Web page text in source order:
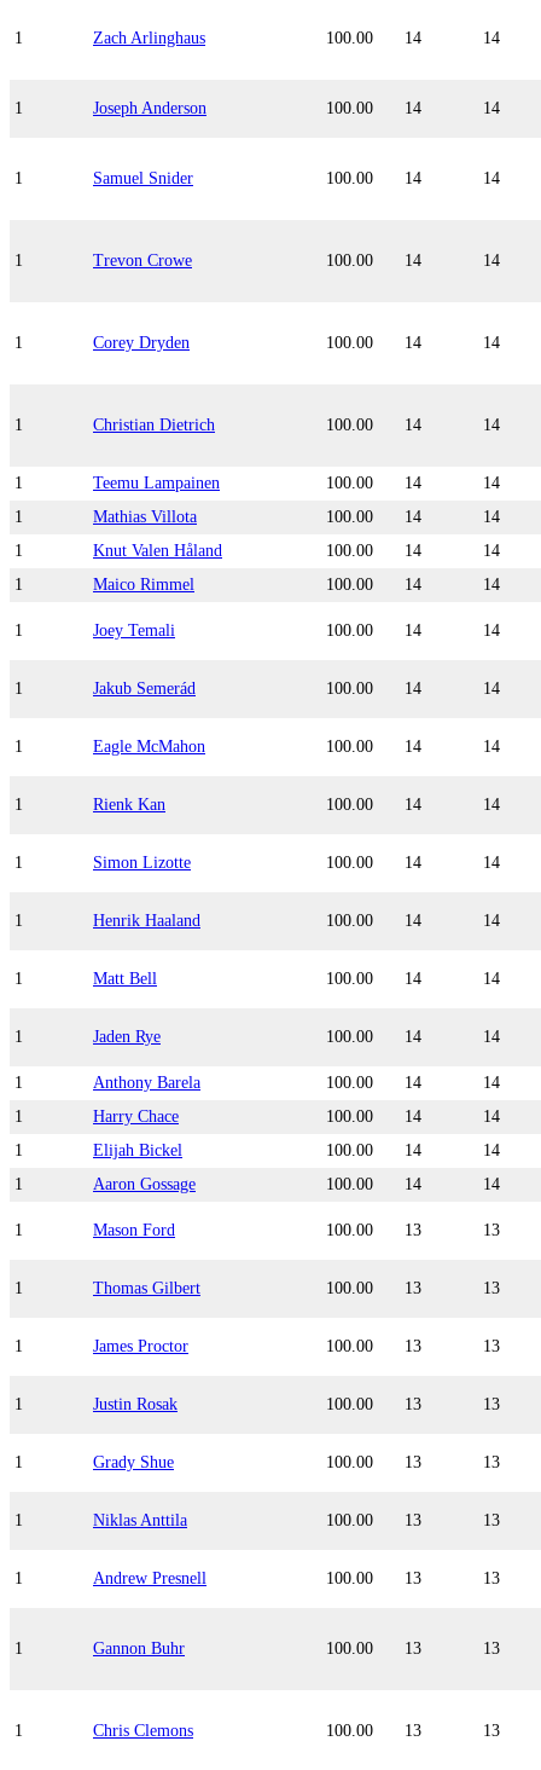
1 Zach Arlinghaus 100.00 14 14
1 Joseph Anderson 100.00 14 14
1 Samuel Snider 100.00 14 14
1 Trevon Crowe 100.00 14 14
1 Corey Dryden 100.00 14 14
1 Christian Dietrich 100.00 14 14
1 Teemu Lampainen 100.00 14
14
1
Mathias Villota 100.00 14
14
1
Knut Valen Håland 100.00 14
14
1
Maico Rimmel 100.00 14 14
1 Joey Temali 100.00 14 14
1 Jakub Semerád 100.00 14 14
1 Eagle McMahon 100.00 14 14
1 Rienk Kan 100.00 14 14
1 Simon Lizotte 100.00 14 14
1 Henrik Haaland 100.00 14 14
1 Matt Bell 100.00 14 14
1 Jaden Rye 100.00 14 14
1 Anthony Barela 100.00 14
14
1
Harry Chace 100.00 14
14
1
Elijah Bickel 100.00 14
14
1
Aaron Gossage 100.00 14 14
1 Mason Ford 100.00 13 13
1 Thomas Gilbert 100.00 13 13
1 James Proctor 100.00 13 13
1 Justin Rosak 100.00 13 13
1 Grady Shue 100.00 13 13
1 Niklas Anttila 100.00 13 13
1 Andrew Presnell 100.00 13 13
1 Gannon Buhr 100.00 13 13
1 Chris Clemons 100.00 13 13